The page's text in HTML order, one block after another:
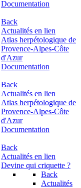
Documentation
Back
Actualités en lien
Atlas herpétologique de
Provence-Alpes-Côte
d'Azur
Documentation
Back
Actualités en lien
Atlas herpétologique de
Provence-Alpes-Côte
d'Azur
Documentation
Back
Actualités en lien
Devine qui criquette ?
Back
Actualités